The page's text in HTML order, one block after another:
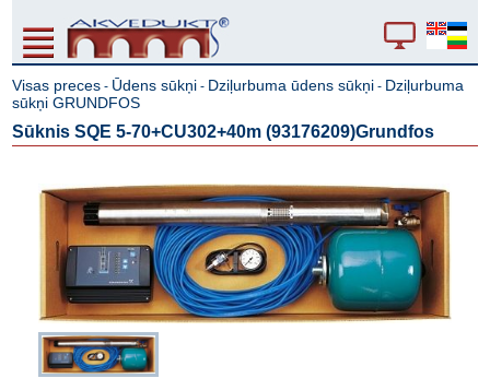
Visas preces - Ūdens sūkņi - Dziļurbuma ūdens sūkņi - Dziļurbuma
sūkņi GRUNDFOS
Sūknis SQE 5-70+CU302+40m (93176209)Grundfos